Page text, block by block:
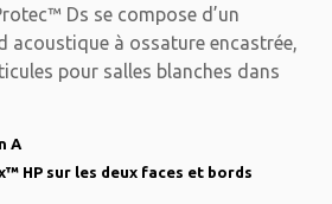
Ds se compose d’un
acoustique à ossature encastrée,
pour salles blanches dans
A
HP sur les deux faces et bords